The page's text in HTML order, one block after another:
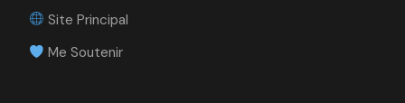
Site Principal
Me Soutenir